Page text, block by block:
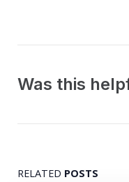
Was this
RELATED POSTS